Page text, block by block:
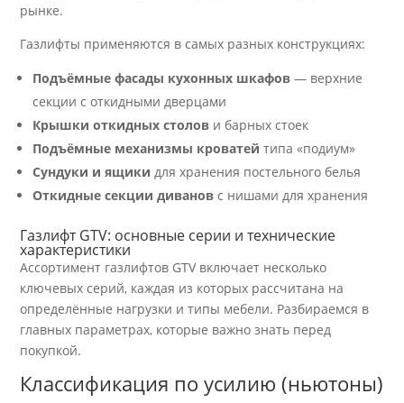
рынке.
Газлифты применяются в самых разных конструкциях:
Подъёмные фасады кухонных шкафов — верхние
секции с откидными дверцами
Крышки откидных столов и барных стоек
Подъёмные механизмы кроватей типа «подиум»
Сундуки и ящики для хранения постельного белья
Откидные секции диванов с нишами для хранения
Газлифт GTV: основные серии и технические
характеристики
Ассортимент газлифтов GTV включает несколько
ключевых серий, каждая из которых рассчитана на
определённые нагрузки и типы мебели. Разбираемся в
главных параметрах, которые важно знать перед
покупкой.
Классификация по усилию (ньютоны)